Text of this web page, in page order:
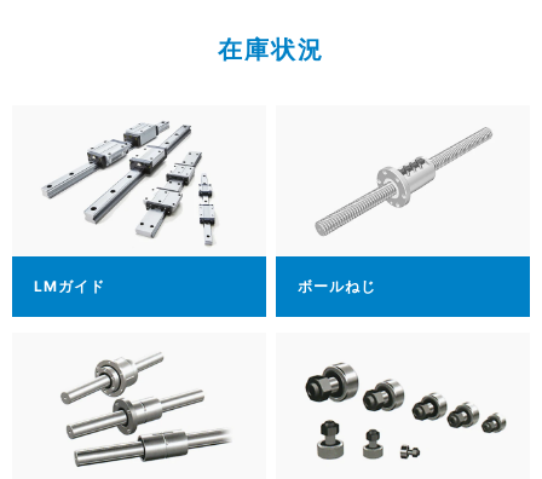
在庫状況
LMガイド ボールねじ